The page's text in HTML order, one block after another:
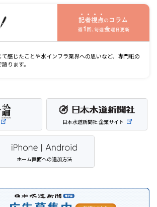
感じたことや水インフラ業界への思いなど、専門紙の
ります。
日本水道新聞社 企業サイト
ホーム画面への追加方法